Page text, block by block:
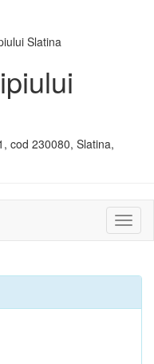
cod 230080, Slatina,
sau